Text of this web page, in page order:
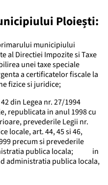
Ploiești:
municipiului
al Directiei Impozite si Taxe
unei taxe speciale
a certificatelor fiscale la
fizice si juridice;
din Legea nr. 27/1994
republicata in anul 1998 cu
prevederile Legii nr.
locale, art. 44, 45 si 46,
precum si prevederile
publica locala; in
administratia publica locala,